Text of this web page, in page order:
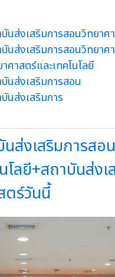
นส่งเสริมการสอนวิทยาศ
บันส่งเสริมการสอนวิทยาศ
ศาสตร์และเทคโนโลยี
นส่งเสริมการสอน
นส่งเสริมการ
นส่งเสริมการสอ
โลยี+สถาบันส่ง
ตร์วันนี้